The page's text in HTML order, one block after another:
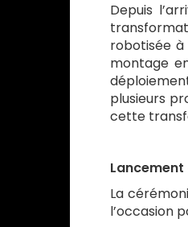
Depuis
robotisée
montage
plusieurs
cette
La
l’occasion